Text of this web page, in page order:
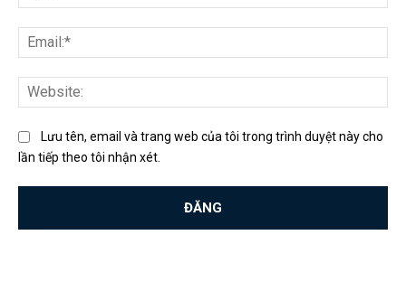
Lưu tên, email và trang web của tôi trong trình duyệt này cho
lần tiếp theo tôi nhận xét.